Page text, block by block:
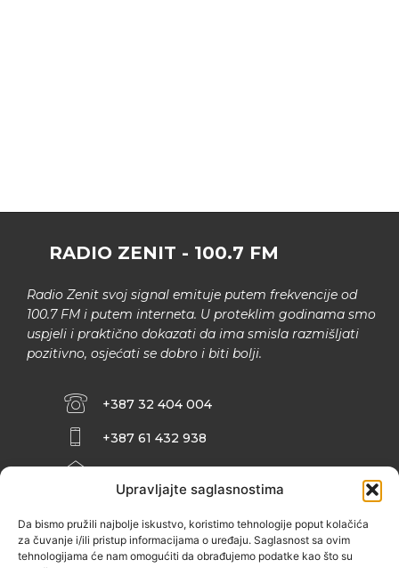
Upravljajte saglasnostima
Da bismo pružili najbolje iskustvo, koristimo tehnologije poput kolačića
za čuvanje i/ili pristup informacijama o uređaju. Saglasnost sa ovim
tehnologijama će nam omogućiti da obrađujemo podatke kao što su
RADIO ZENIT - 100.7 FM
Radio Zenit svoj signal emituje putem frekvencije od
100.7 FM i putem interneta. U proteklim godinama smo
uspjeli i praktično dokazati da ima smisla razmišljati
pozitivno, osjećati se dobro i biti bolji.
+387 32 404 004
+387 61 432 938
INFO@ZENIT.BA
ZENIČANKA, 3. SPRAT), 72000 ZENICA